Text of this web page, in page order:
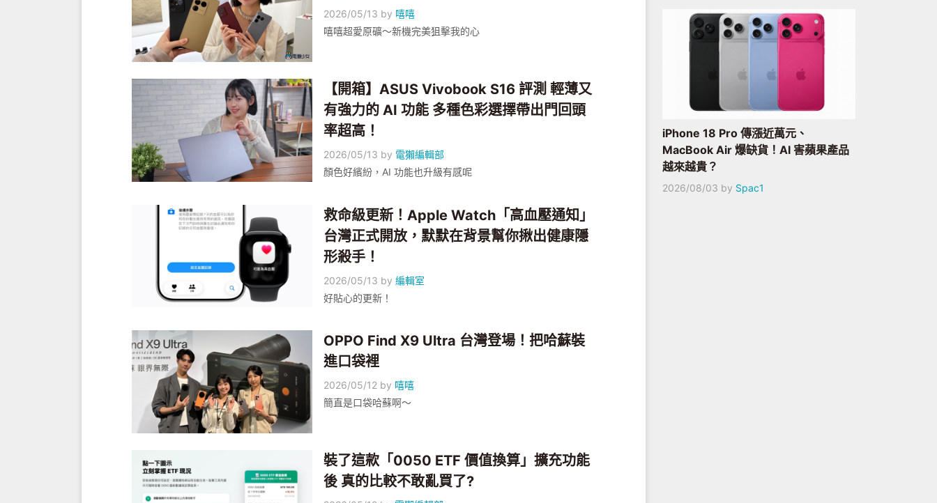
2026/05/13 by 嘻嘻
嘻嘻超愛原礦～新機完美狙擊我的心
【開箱】ASUS Vivobook S16 評測 輕薄又
有強力的 AI 功能 多種色彩選擇帶出門回頭
率超高！
2026/05/13 by 電獺編輯部
顏色好繽紛，AI 功能也升級有感呢
救命級更新！Apple Watch「高血壓通知」
台灣正式開放，默默在背景幫你揪出健康隱
形殺手！
2026/05/13 by編輯室
好貼心的更新！
OPPO Find X9 Ultra 台灣登場！把哈蘇裝
進口袋裡
2026/05/12 by 嘻嘻
簡直是口袋哈蘇啊～
裝了這款「0050 ETF 價值換算」擴充功能
後 真的比較不敢亂買了?
iPhone 18 Pro 傳漲近萬元、
MacBook Air 爆缺貨！AI 害蘋果產品
越來越貴？
2026/08/03 by Spac1